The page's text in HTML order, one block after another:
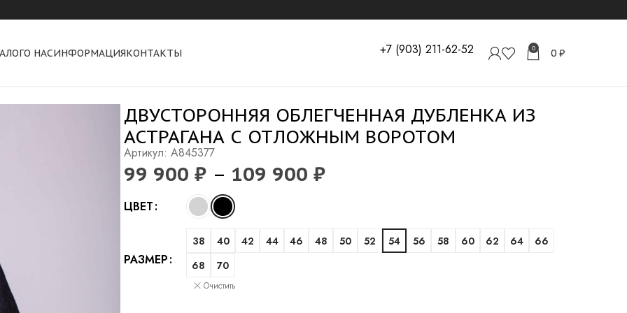
О НАСИНФОРМАЦИЯКОНТАКТЫ +7 (903) 211-62-52 0 0 ₽
ДВУСТОРОННЯЯ ОБЛЕГЧЕННАЯ ДУБЛЕНКА ИЗ
АСТРАГАНА С ОТЛОЖНЫМ ВОРОТОМ
Артикул: A845377
99 900 ₽ – 109 900 ₽
ЦВЕТ
РАЗМЕР
38 40 42 44 46 48 50 52 54 56 58 60 62 64
66
68
70
Очистить